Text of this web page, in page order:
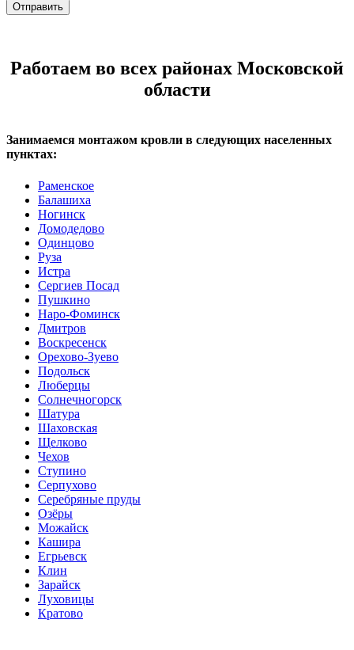
Отправить
Работаем во всех районах Московской
области
Занимаемся монтажом кровли в следующих населенных
пунктах:
Раменское
Балашиха
Ногинск
Домодедово
Одинцово
Руза
Истра
Сергиев Посад
Пушкино
Наро-Фоминск
Дмитров
Воскресенск
Орехово-Зуево
Подольск
Люберцы
Солнечногорск
Шатура
Шаховская
Щелково
Чехов
Ступино
Серпухово
Серебряные пруды
Озёры
Можайск
Кашира
Егрьевск
Клин
Зарайск
Луховицы
Кратово